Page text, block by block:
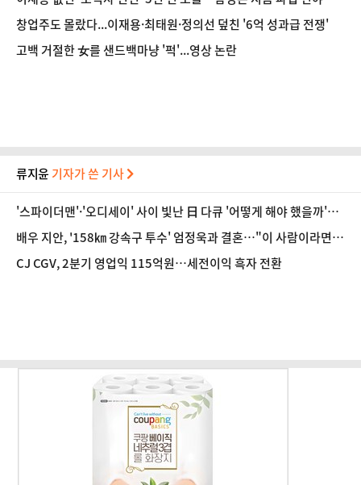
창업주도 몰랐다...이재용·최태원·정의선 덮친 '6억 성과급 전쟁'
고백 거절한 女를 샌드백마냥 '퍽'...영상 논란
류지윤 기자가 쓴 기사
'스파이더맨'·'오디세이' 사이 빛난 日 다큐 '어떻게 해야 했을까'…
관객 마음 움직인 이유 [영화 뷰]
배우 지안, '158㎞ 강속구 투수' 엄정욱과 결혼…"이 사람이라면
평생 함께"
CJ CGV, 2분기 영업익 115억원…세전이익 흑자 전환